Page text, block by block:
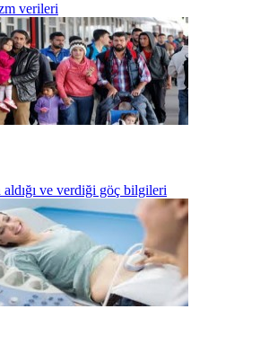
verileri
ve verdiği göç bilgileri